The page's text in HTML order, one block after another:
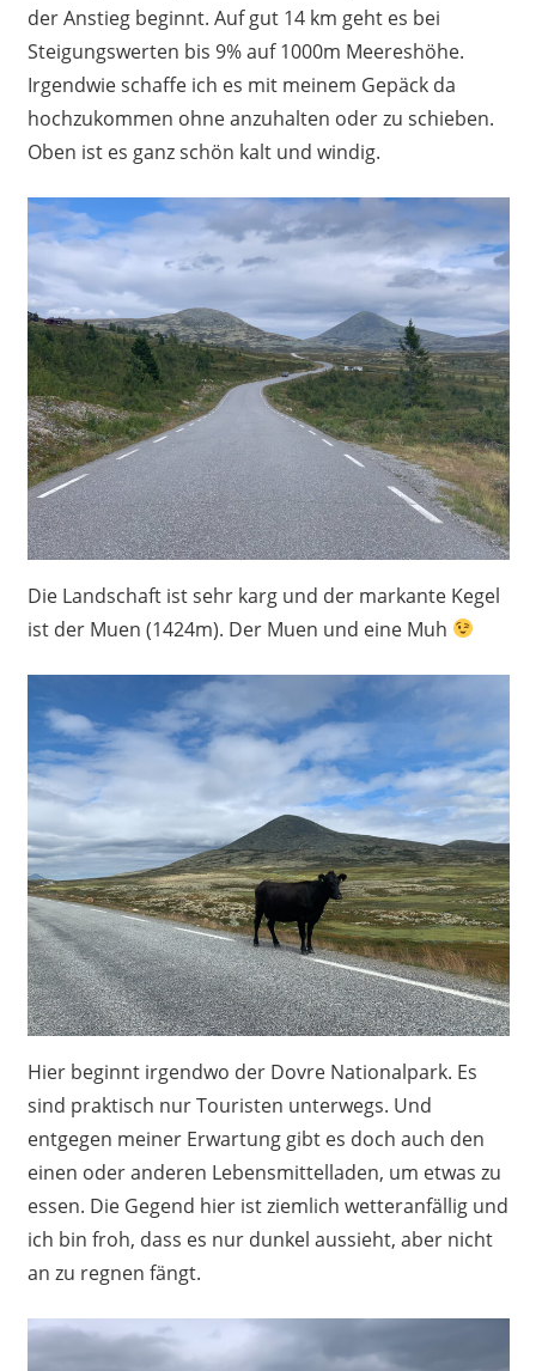
der Anstieg beginnt. Auf gut 14 km geht es bei
Steigungswerten bis 9% auf 1000m Meereshöhe.
Irgendwie schaffe ich es mit meinem Gepäck da
hochzukommen ohne anzuhalten oder zu schieben.
Oben ist es ganz schön kalt und windig.
Die Landschaft ist sehr karg und der markante Kegel
ist der Muen (1424m). Der Muen und eine Muh
Hier beginnt irgendwo der Dovre Nationalpark. Es
sind praktisch nur Touristen unterwegs. Und
entgegen meiner Erwartung gibt es doch auch den
einen oder anderen Lebensmittelladen, um etwas zu
essen. Die Gegend hier ist ziemlich wetteranfällig und
ich bin froh, dass es nur dunkel aussieht, aber nicht
an zu regnen fängt.